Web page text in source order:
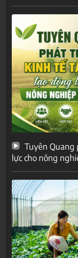
Tuyên
lực cho nông